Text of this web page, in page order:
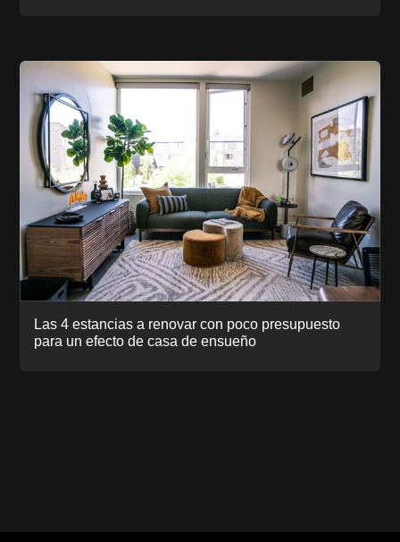
Las 4 estancias a renovar con poco presupuesto
para un efecto de casa de ensueño